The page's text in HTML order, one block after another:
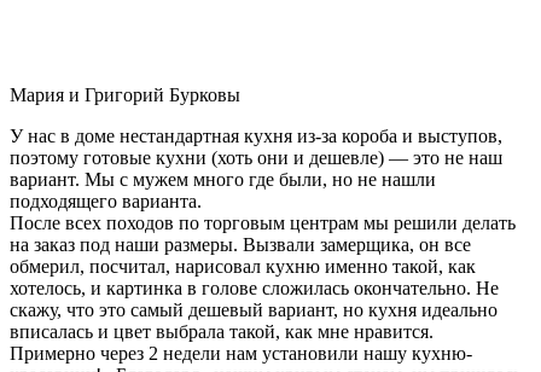
Мария и Григорий Бурковы
У нас в доме нестандартная кухня из-за короба и выступов,
поэтому готовые кухни (хоть они и дешевле) — это не наш
вариант. Мы с мужем много где были, но не нашли
подходящего варианта.
После всех походов по торговым центрам мы решили делать
на заказ под наши размеры. Вызвали замерщика, он все
обмерил, посчитал, нарисовал кухню именно такой, как
хотелось, и картинка в голове сложилась окончательно. Не
скажу, что это самый дешевый вариант, но кухня идеально
вписалась и цвет выбрала такой, как мне нравится.
Примерно через 2 недели нам установили нашу кухню-